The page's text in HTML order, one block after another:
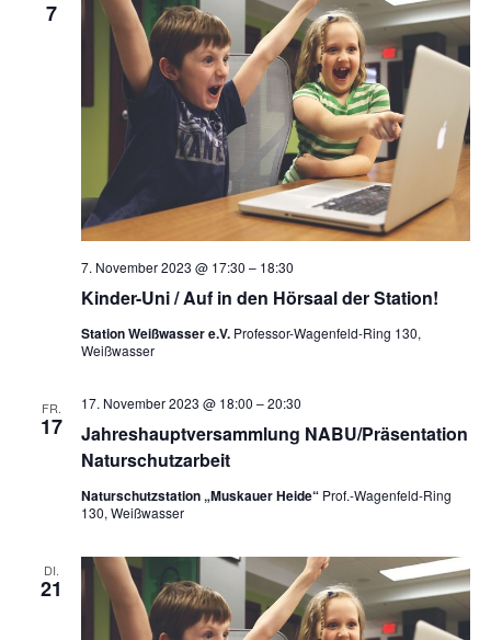
7
Kinder-Uni / Auf in den Hörsaal der Station!
7. November 2023 @ 17:30 – 18:30
Station Weißwasser e.V. Professor-Wagenfeld-Ring 130,
Weißwasser
FR.
17
Jahreshauptversammlung NABU/Präsentation
Naturschutzarbeit
17. November 2023 @ 18:00 –20:30
Naturschutzstation „Muskauer Heide“ Prof.-Wagenfeld-Ring
130, Weißwasser
DI.
21